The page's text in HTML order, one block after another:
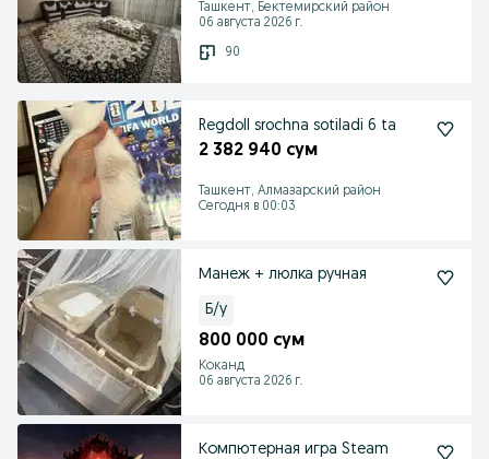
Ташкент, Бектемирский район
06 августа 2026 г.
90
Regdoll srochna sotiladi 6 ta
2 382 940 сум
Ташкент, Алмазарский район
Сегодня в 00:03
Манеж + люлка ручная
Б/у
800 000 сум
Коканд
06 августа 2026 г.
Компютерная игра Steam